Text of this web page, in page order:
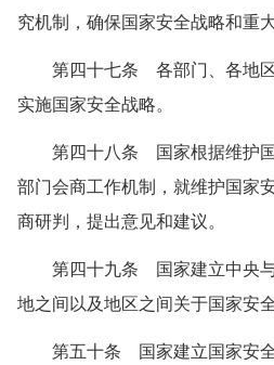
究机制，确保国家安全战略和重
第四十七条 各部门、各地
实施国家安全战略。
第四十八条 国家根据维护
部门会商工作机制，就维护国家
商研判，提出意见和建议。
第四十九条 国家建立中央
地之间以及地区之间关于国家安
第五十条 国家建立国家安